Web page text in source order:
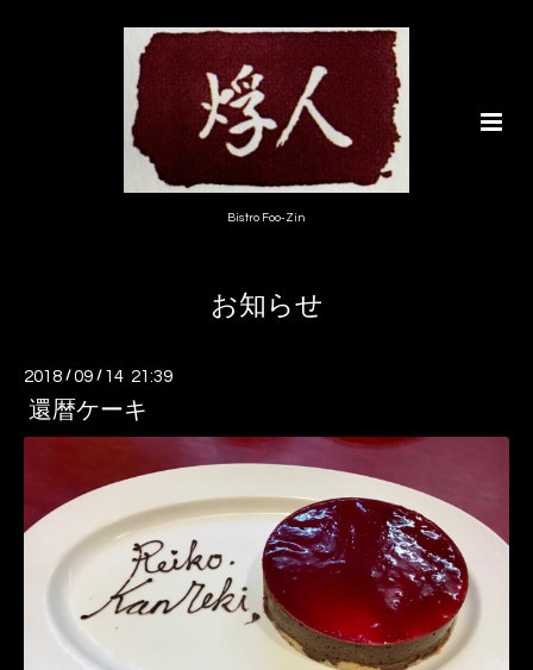
Bistro Foo-Zin
お知らせ
2018 /09 / 14 21:39
還暦ケーキ